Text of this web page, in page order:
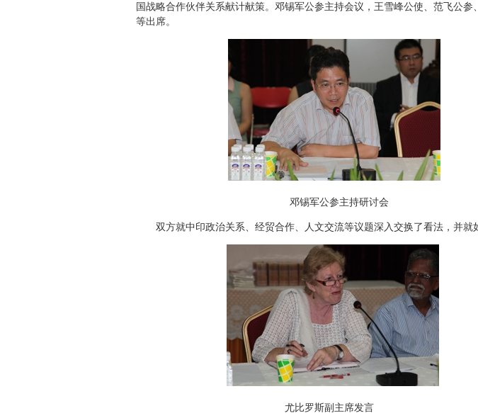
国战略合作伙伴关系献计献策。邓锡军公参主持会议，王雪峰公使、范飞公
等出席。
邓锡军公参主持研
双方就中印政治关系、经贸合作、人文交流等议题深入交换了看法，并就
尤比罗斯副主席